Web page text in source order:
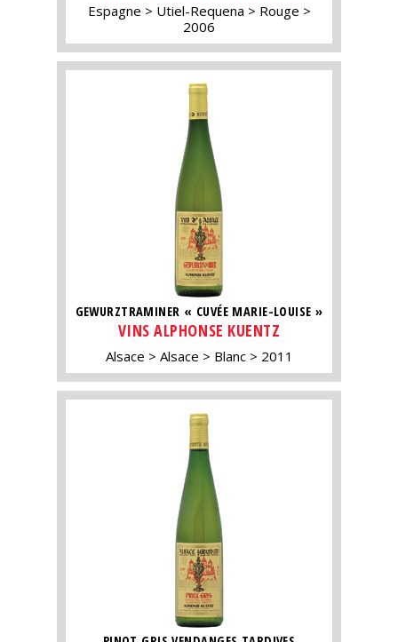
Espagne Utiel-Requena
Rouge
2006
GEWURZTRAMINER « CUVÉE MARIE-LOUISE »
VINS ALPHONSE KUENTZ
Alsace Alsace Blanc 2011